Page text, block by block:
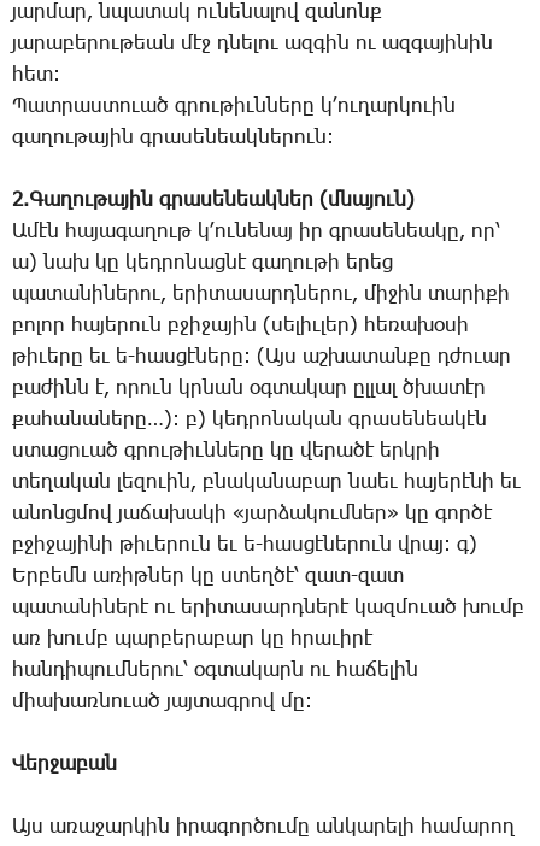
յար­մար, նպա­տակ ու­նե­նա­լով զա­նոնք
յա­րա­բե­րու­թեան մէջ դնե­լու ազ­գին ու ազ­գա­յի­նին
հետ:
­Պատ­րաս­տո­ւած գրու­թիւն­նե­րը կ­՚ու­ղար­կո­ւին
գա­ղու­թա­յին գրա­սե­նեակ­նե­րուն:
2.­Գա­ղու­թա­յին գրա­սե­նեակ­ներ (մնա­յուն)
Ա­մէն հա­յա­գա­ղութ կ­՚ու­նե­նայ իր գրա­սե­նեա­կը, որ՝
ա) նախ կը կեդ­րո­նաց­նէ գա­ղու­թի ե­րեց
պա­տա­նի­նե­րու, ե­րի­տա­սարդ­նե­րու, մի­ջին տա­րի­քի
բո­լոր հա­յե­րուն բջի­ջա­յին (սե­լիւ­լեր) հե­ռա­խօ­սի
թի­ւե­րը եւ ե-հաս­ցէ­նե­րը: (Այս աշ­խա­տան­քը դժո­ւար
բա­ժինն է, ո­րուն կրնան օգ­տա­կար ըլ­լալ ծխա­տէր
քա­հա­նա­նե­րը…): բ) կեդ­րո­նա­կան գրա­սե­նեա­կէն
ստա­ցո­ւած գրու­թիւն­նե­րը կը վե­րա­ծէ երկ­րի
տե­ղա­կան լե­զո­ւին, բնա­կա­նա­բար նաեւ հա­յե­րէ­նի եւ
ա­նոնց­մով յա­ճա­խա­կի «յար­ձա­կում­ներ» կը գոր­ծէ
բջի­ջա­յի­նի թի­ւե­րուն եւ ե-հաս­ցէ­նե­րուն վրայ: գ)
Եր­բեմն ա­ռիթ­ներ կը ստեղ­ծէ՝ զատ-զատ
պա­տա­նի­նե­րէ ու ե­րի­տա­սարդ­նե­րէ կազ­մո­ւած խումբ
առ խումբ պար­բե­րա­բար կը հրա­ւի­րէ
հան­դի­պում­նե­րու՝ օգ­տա­կարն ու հա­ճե­լին
միա­խառ­նո­ւած յայ­տագ­րով մը:
Վեր­ջա­բան
Այս ա­ռա­ջար­կին ի­րա­գոր­ծու­մը ան­կա­րե­լի հա­մա­րող